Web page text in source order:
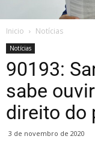
Inicio Notícias
Notícias
90193:
sabe
direito do
3 de novembro de 2020